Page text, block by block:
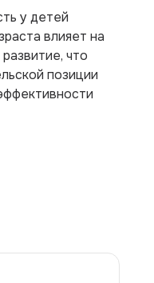
у детей
влияет на
что
позиции